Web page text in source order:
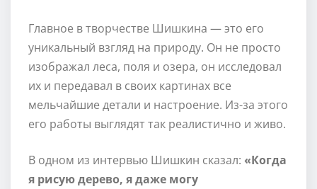
Главное в творчестве Шишкина — это его
уникальный взгляд на природу. Он не просто
изображал леса, поля и озера, он исследовал
их и передавал в своих картинах все
мельчайшие детали и настроение. Из-за этого
его работы выглядят так реалистично и живо.
В одном из интервью Шишкин сказал: «Когда
я рисую дерево, я даже могу